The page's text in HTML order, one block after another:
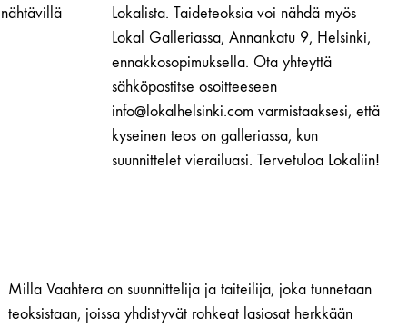
nähtävillä
Lokalista. Taideteoksia voi nähdä myös
Lokal Galleriassa, Annankatu 9, Helsinki,
ennakkosopimuksella. Ota yhteyttä
sähköpostitse osoitteeseen
info@lokalhelsinki.com varmistaaksesi, että
kyseinen teos on galleriassa, kun
suunnittelet vierailuasi. Tervetuloa Lokaliin!
Milla Vaahtera on suunnittelija ja taiteilija, joka tunnetaan
teoksistaan, joissa yhdistyvät rohkeat lasiosat herkkään